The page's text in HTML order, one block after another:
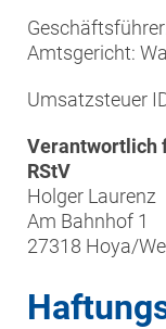
Amtsgericht:
Umsatzsteuer
Verantwortlich
RStV
Holger Laurenz
Am Bahnhof 1
27318 Hoya/